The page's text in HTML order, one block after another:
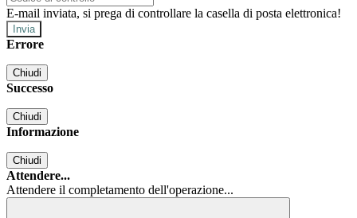
E-mail inviata, si prega di controllare la casella di posta elettronica!
Errore
Chiudi
Successo
Chiudi
Informazione
Chiudi
Attendere...
Attendere il completamento dell'operazione...